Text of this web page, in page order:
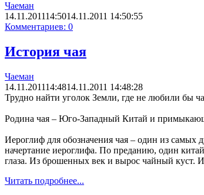
Чаеман
14.11.201114:5014.11.2011 14:50:55
Комментариев: 0
История чая
Чаеман
14.11.201114:4814.11.2011 14:48:28
Трудно найти уголок Земли, где не любили бы
Родина чая – Юго-Западный Китай и
Иероглиф для обозначения чая – один из самых
начертание иероглифа. По преданию, один
глаза. Из брошенных век и вырос чайный куст.
Читать подробнее...